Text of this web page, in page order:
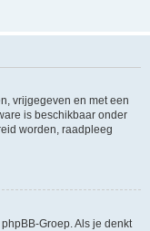
vrijgegeven en met een
is beschikbaar onder
worden, raadpleeg
Groep. Als je denkt